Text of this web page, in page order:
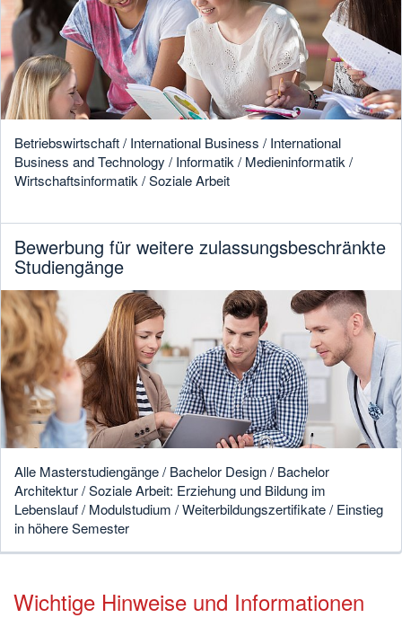
Betriebswirtschaft / International Business / International
Business and Technology / Informatik / Medieninformatik /
Wirtschaftsinformatik / Soziale Arbeit
Bewerbung für weitere zulassungsbeschränkte
Studiengänge
Alle Masterstudiengänge / Bachelor Design / Bachelor
Architektur / Soziale Arbeit: Erziehung und Bildung im
Lebenslauf / Modulstudium / Weiterbildungszertifikate / Einstieg
in höhere Semester
Wichtige Hinweise und Informationen